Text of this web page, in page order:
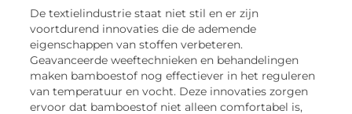
De textielindustrie staat niet stil en er zijn
voortdurend innovaties die de ademende
eigenschappen van stoffen verbeteren.
Geavanceerde weeftechnieken en behandelingen
maken bamboestof nog effectiever in het reguleren
van temperatuur en vocht. Deze innovaties zorgen
ervoor dat bamboestof niet alleen comfortabel is,